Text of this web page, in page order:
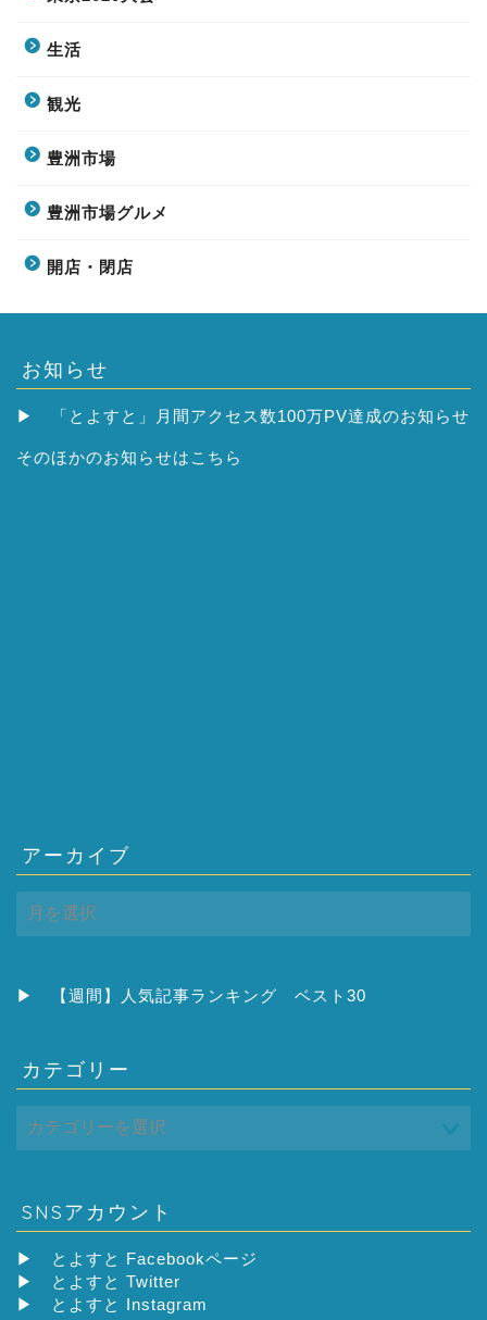
生活
観光
豊洲市場
豊洲市場グルメ
開店・閉店
お知らせ
▶ 「とよすと」月間アクセス数100万PV達成のお知らせ
そのほかのお知らせはこちら
アーカイブ
ー
ブ
▶ 【週間】人気記事ランキング ベスト30
カテゴリー
SNSアカウント
▶
とよすと Facebookページ
▶
とよすと Twitter
▶
とよすと Instagram